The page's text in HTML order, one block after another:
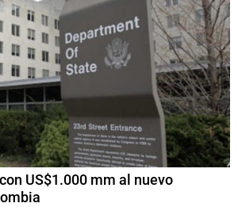
US$1.000 mm al nuevo